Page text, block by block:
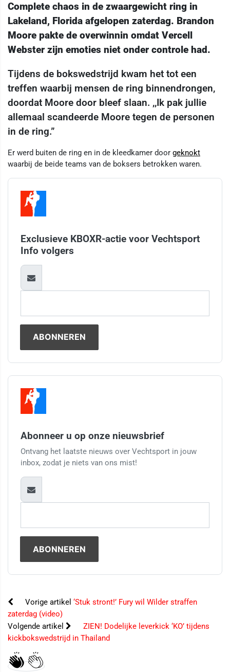
Complete chaos in de zwaargewicht ring in
Lakeland, Florida afgelopen zaterdag. Brandon
Moore pakte de overwinnin omdat Vercell
Webster zijn emoties niet onder controle had.
Tijdens de bokswedstrijd kwam het tot een
treffen waarbij mensen de ring binnendrongen,
doordat Moore door bleef slaan. ,,Ik pak jullie
allemaal scandeerde Moore tegen de personen
in de ring.”
Er werd buiten de ring en in de kleedkamer door geknokt
waarbij de beide teams van de boksers betrokken waren.
Exclusieve KBOXR-actie voor Vechtsport
Info volgers
Abonneer u op onze nieuwsbrief
Ontvang het laatste nieuws over Vechtsport in jouw
inbox, zodat je niets van ons mist!
Vorige artikel ‘Stuk stront!’ Fury wil Wilder straffen
zaterdag (video)
Volgende artikel
ZIEN! Dodelijke leverkick ‘KO’ tijdens
kickbokswedstrijd in Thailand